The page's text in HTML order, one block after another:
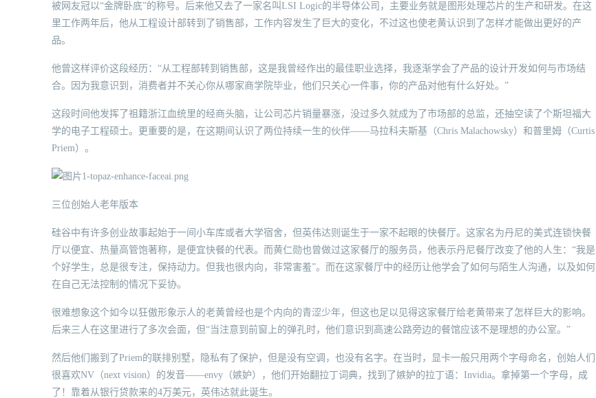
被网友冠以“金牌卧底”的称号。后来他又去了一家名叫LSI Logic的半导体公司，主要业务就是图形处理芯片的生产和研发。在这
里工作两年后，他从工程设计部转到了销售部，工作内容发生了巨大的变化，不过这也使老黄认识到了怎样才能做出更好的产
品。
他曾这样评价这段经历：“从工程部转到销售部，这是我曾经作出的最佳职业选择，我逐渐学会了产品的设计开发如何与市场结
合。因为我意识到，消费者并不关心你从哪家商学院毕业，他们只关心一件事，你的产品对他有什么好处。”
这段时间他发挥了祖籍浙江血统里的经商头脑，让公司芯片销量暴涨，没过多久就成为了市场部的总监，还抽空读了个斯坦福大
学的电子工程硕士。更重要的是，在这期间认识了两位持续一生的伙伴——马拉科夫斯基（Chris Malachowsky）和普里姆（Curtis
Priem）。
三位创始人老年版本
硅谷中有许多创业故事起始于一间小车库或者大学宿舍，但英伟达则诞生于一家不起眼的快餐厅。这家名为丹尼的美式连锁快餐
厅以便宜、热量高管饱著称，是便宜快餐的代表。而黄仁勋也曾做过这家餐厅的服务员，他表示丹尼餐厅改变了他的人生：“我是
个好学生，总是很专注，保持动力。但我也很内向，非常害羞”。而在这家餐厅中的经历让他学会了如何与陌生人沟通，以及如何
在自己无法控制的情况下妥协。
很难想象这个如今以狂傲形象示人的老黄曾经也是个内向的青涩少年，但这也足以见得这家餐厅给老黄带来了怎样巨大的影响。
后来三人在这里进行了多次会面，但“当注意到前窗上的弹孔时，他们意识到高速公路旁边的餐馆应该不是理想的办公室。”
然后他们搬到了Priem的联排别墅，隐私有了保护，但是没有空调，也没有名字。在当时，显卡一般只用两个字母命名，创始人们
很喜欢NV（next vision）的发音——envy（嫉妒），他们开始翻拉丁词典，找到了嫉妒的拉丁语：Invidia。拿掉第一个字母，成
了！靠着从银行贷款来的4万美元，英伟达就此诞生。